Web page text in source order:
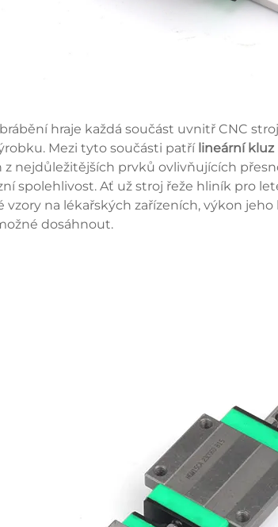
hraje každá součást uvnitř CNC
Mezi tyto součásti patří lineární kluz
z nejdůležitějších prvků ovlivňujících
spolehlivost. Ať už stroj řeže hliník pro
vzory na lékařských zařízeních, výkon
dosáhnout.